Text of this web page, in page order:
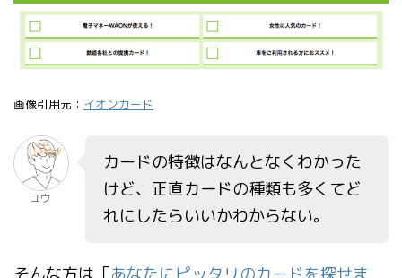
画像引用元： イオンカード
ユウ
カードの特徴はなんとなくわかった
けど、正直カードの種類も多くてど
れにしたらいいかわからない。